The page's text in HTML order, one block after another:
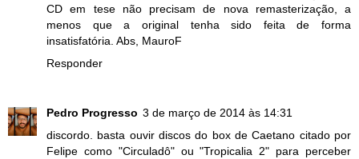
CD em tese não precisam de nova remasterização, a
menos que a original tenha sido feita de forma
insatisfatória. Abs, MauroF
Responder
Pedro Progresso 3 de março de 2014 às 14:31
discordo. basta ouvir discos do box de Caetano citado por
Felipe como "Circuladô" ou "Tropicalia 2" para perceber